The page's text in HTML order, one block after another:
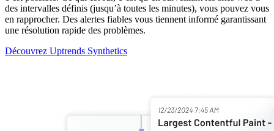
des intervalles définis (jusqu’à toutes les minutes), vous pouvez vous
en rapprocher. Des alertes fiables vous tiennent informé garantissant
une résolution rapide des problèmes.
Découvrez Uptrends Synthetics